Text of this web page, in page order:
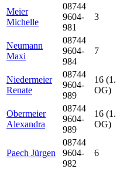
Meier
Michelle
08744
9604-
981
3
Neumann
Maxi
08744
9604-
984
7
Niedermeier
Renate
08744
9604-
989
16 (1.
OG)
Obermeier
Alexandra
08744
9604-
989
16 (1.
OG)
Paech Jürgen
08744
9604-
982
6